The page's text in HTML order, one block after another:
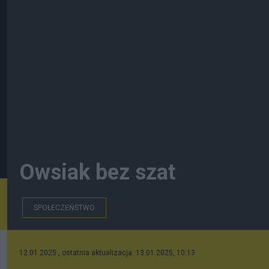
Owsiak bez szat
SPOŁECZEŃSTWO
12.01.2025 , ostatnia aktualizacja: 13.01.2025, 10:13